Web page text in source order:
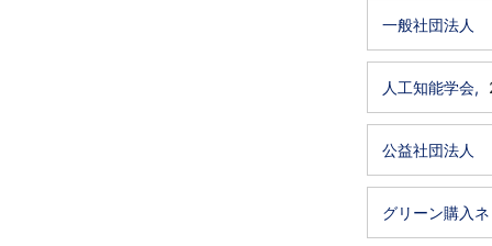
一般社団法人
人工知能学会,
公益社団法人
グリーン購入